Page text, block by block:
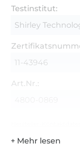
Testinstitut:
Shirley
11-43946
Art.Nr.: